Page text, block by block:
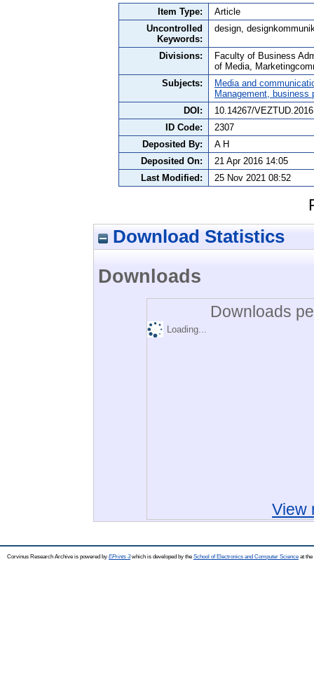
Item Type:
Article
Uncontrolled
Keywords:
design,
Divisions:
Faculty of Business
of Media,
Subjects:
Media and
Management,
DOI:
10.14267/
ID Code:
2307
Deposited By:
A H
Deposited On:
21 Apr 2016 14:05
Last Modified:
25 Nov 2021 08:52
Download Statistics
Downloads
Downloads
Loading...
View
Corvinus Research Archive is powered by EPrints 3which is developed by the School of Electronics and Computer Science at